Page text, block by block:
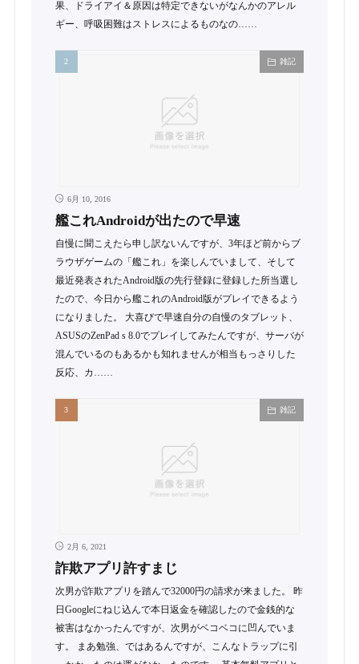
果、ドライアイ＆原因は特定できないがなんかのアレル
ギー、呼吸困難はストレスによるものなの……
雑記
6月 10, 2016
艦これAndroidが出たので早速
自慢に聞こえたら申し訳ないんですが、3年ほど前からブ
ラウザゲームの「艦これ」を楽しんでいまして、そして
最近発表されたAndroid版の先行登録に登録した所当選し
たので、今日から艦これのAndroid版がプレイできるよう
になりました。 大喜びで早速自分の自慢のタブレット、
ASUSのZenPad s 8.0でプレイしてみたんですが、サーバが
混んでいるのもあるかも知れませんが相当もっさりした
反応、カ……
雑記
2月 6, 2021
詐欺アプリ許すまじ
次男が詐欺アプリを踏んで32000円の請求が来ました。 昨
日Googleにねじ込んで本日返金を確認したので金銭的な
被害はなかったんですが、次男がベコベコに凹んでいま
す。 まあ勉強、ではあるんですが、こんなトラップに引